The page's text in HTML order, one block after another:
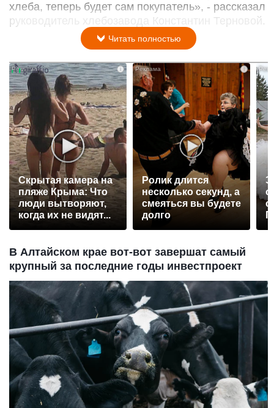
хлеба, теперь будет сам покупатель», - рассказал
руководитель хлебозавода Константин Терновой.
Читать полностью
i
Скрытая камера на
пляже Крыма: Что
люди вытворяют,
когда их не видят...
Ролик длится
несколько секунд, а
смеяться вы будете
долго
В Алтайском крае вот-вот завершат самый
крупный за последние годы инвестпроект